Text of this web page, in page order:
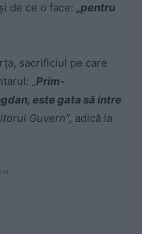
de ce o face: „pentru
sacrificiul pe care
„Prim-
este gata să intre
Guvern”, adică la
-